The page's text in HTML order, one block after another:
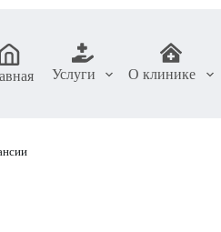
Услуги О клинике